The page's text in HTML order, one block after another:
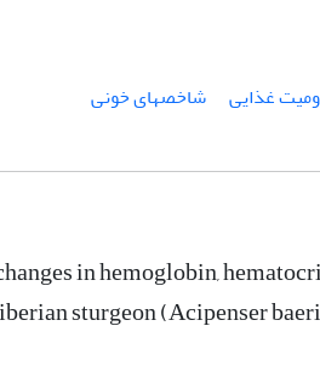
غذایی
شاخصهای خونی
in hemoglobin,
sturgeon (Acipenser